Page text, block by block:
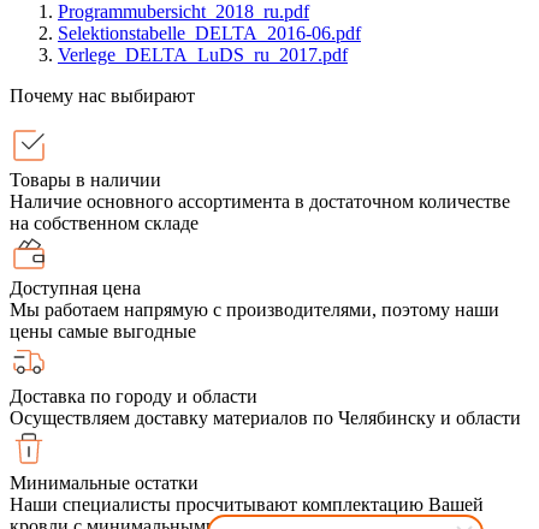
Programmubersicht_2018_ru.pdf
Selektionstabelle_DELTA_2016-06.pdf
Verlege_DELTA_LuDS_ru_2017.pdf
Почему нас выбирают
Товары в наличии
Наличие основного ассортимента в достаточном количестве
на собственном складе
Доступная цена
Мы работаем напрямую с производителями, поэтому наши
цены самые выгодные
Доставка по городу и области
Осуществляем доставку материалов по Челябинску и области
Минимальные остатки
Наши специалисты просчитывают комплектацию Вашей